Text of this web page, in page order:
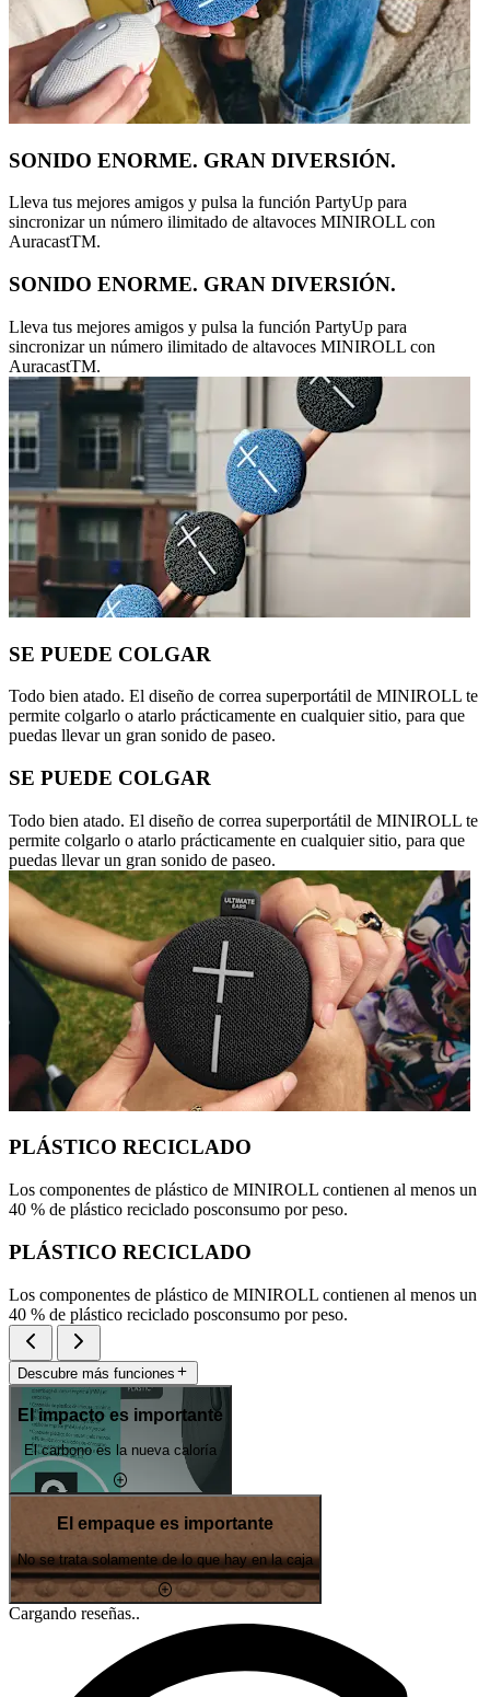
SONIDO ENORME. GRAN DIVERSIÓN.
Lleva tus mejores amigos y pulsa la función PartyUp para
sincronizar un número ilimitado de altavoces MINIROLL con
AuracastTM.
SONIDO ENORME. GRAN DIVERSIÓN.
Lleva tus mejores amigos y pulsa la función PartyUp para
sincronizar un número ilimitado de altavoces MINIROLL con
AuracastTM.
SE PUEDE COLGAR
Todo bien atado. El diseño de correa superportátil de MINIROLL te
permite colgarlo o atarlo prácticamente en cualquier sitio, para que
puedas llevar un gran sonido de paseo.
SE PUEDE COLGAR
Todo bien atado. El diseño de correa superportátil de MINIROLL te
permite colgarlo o atarlo prácticamente en cualquier sitio, para que
puedas llevar un gran sonido de paseo.
PLÁSTICO RECICLADO
Los componentes de plástico de MINIROLL contienen al menos un
40 % de plástico reciclado posconsumo por peso.
PLÁSTICO RECICLADO
Los componentes de plástico de MINIROLL contienen al menos un
40 % de plástico reciclado posconsumo por peso.
Descubre más funciones
El impacto es importante
El carbono es la nueva caloría
El empaque es importante
No se trata solamente de lo que hay en la caja
Cargando reseñas..